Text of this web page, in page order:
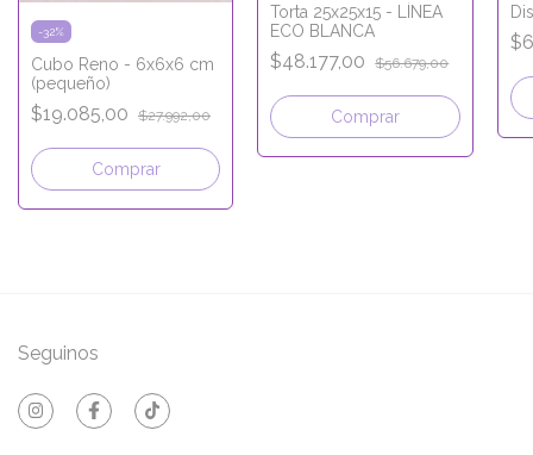
-32%
Cubo Reno - 6x6x6 cm
(pequeño)
$19.085,00 $27.992,00
Comprar
Torta 25x25x15 - LÍNEA
ECO BLANCA
$48.177,00 $56.679,00
Comprar
Seguinos